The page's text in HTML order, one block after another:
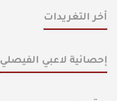
أخر التغريدات
إحصائية لاعبي الفيصلي